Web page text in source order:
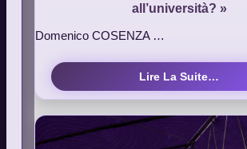
all’università? »
Domenico COSENZA …
Lire La Suite…